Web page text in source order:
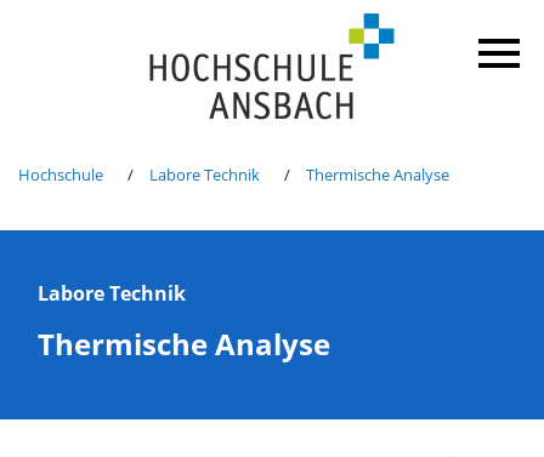
Hochschule Labore Technik Thermische Analyse
Labore Technik
Thermische Analyse